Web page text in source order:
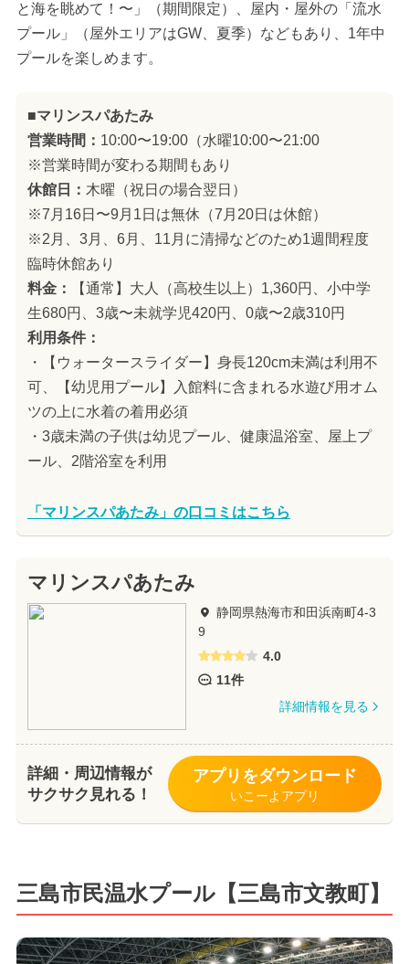
と海を眺めて！〜」（期間限定）、屋内・屋外の「流水
プール」（屋外エリアはGW、夏季）などもあり、1年中
プールを楽しめます。
■マリンスパあたみ
営業時間： 10:00〜19:00（水曜10:00〜21:00
※営業時間が変わる期間もあり
休館日： 木曜（祝日の場合翌日）
※7月16日〜9月1日は無休（7月20日は休館）
※2月、3月、6月、11月に清掃などのため1週間程度
臨時休館あり
料金：
【通常】大人（高校生以上）1,360円、小中学
生680円、3歳〜未就学児420円、0歳〜2歳310円
利用条件：
・【ウォータースライダー】身長120cm未満は利用不
可、【幼児用プール】入館料に含まれる水遊び用オム
ツの上に水着の着用必須
・3歳未満の子供は幼児プール、健康温浴室、屋上プ
ール、2階浴室を利用
「マリンスパあたみ」の口コミはこちら
マリンスパあたみ
静岡県熱海市和田浜南町4-3
9
4.0
11件
詳細情報を見る
詳細・周辺情報が
サクサク見れる！
アプリをダウンロード
いこーよアプリ
三島市民温水プール【三島市文教町】